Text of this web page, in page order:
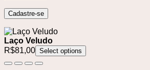
Cadastre-se
Laço Veludo
R$81,00 Select options